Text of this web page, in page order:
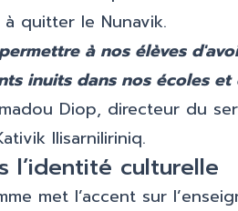
quitter le Nunavik.
à nos élèves
inuits dans nos écoles
Diop, directeur du
Ilisarniliriniq.
l’identité culturelle
met l’accent sur